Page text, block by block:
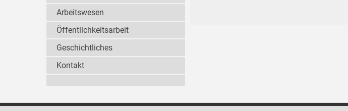
Arbeitswesen
Öffentlichkeitsarbeit
Geschichtliches
Kontakt